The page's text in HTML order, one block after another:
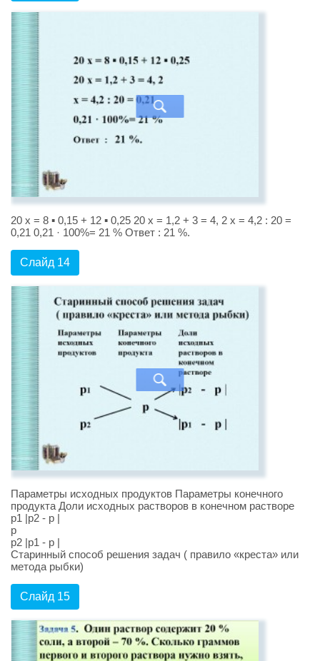
20 x = 8 ▪ 0,15 + 12 ▪ 0,25 20 x = 1,2 + 3 = 4, 2 x = 4,2 : 20 =
0,21 0,21 · 100%= 21 % Ответ : 21 %.
Слайд 14
Параметры исходных продуктов Параметры конечного
продукта Доли исходных растворов в конечном растворе
p1 |p2 - p |
p
p2 |p1 - p |
Старинный способ решения задач ( правило «креста» или
метода рыбки)
Слайд 15